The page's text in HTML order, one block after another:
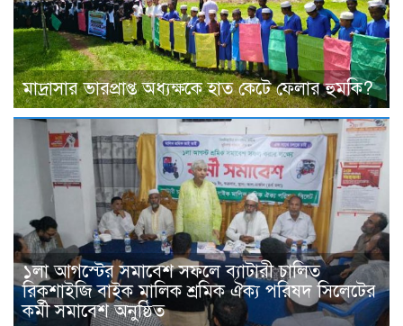
মাদ্রাসার ভারপ্রাপ্ত অধ্যক্ষকে হাত কেটে ফেলার হুমকি?
১লা আগস্টের সমাবেশ সফলে ব্যাটারী চালিত
রিকশাইজি বাইক মালিক শ্রমিক ঐক্য পরিষদ সিলেটের
কর্মী সমাবেশ অনুষ্ঠিত